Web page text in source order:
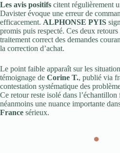
Les avis positifs citent régulièrement
Davister évoque une erreur de
efficacement. ALPHONSE PYIS
promis puis respecté. Ces deux retours
traitement correct des demandes
la correction d’achat.
Le point faible apparaît sur les
témoignage de Corine T., publié via
contestation systématique des
Ce retour reste isolé dans
néanmoins une nuance importante
France sérieux.
●